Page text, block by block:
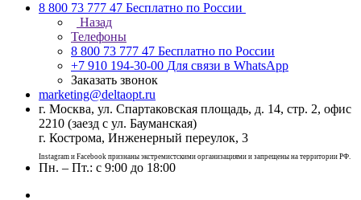
8 800 73 777 47 Бесплатно по России
Назад
Телефоны
8 800 73 777 47 Бесплатно по России
+7 910 194-30-00 Для связи в WhatsApp
Заказать звонок
marketing@deltaopt.ru
г. Москва, ул. Спартаковская площадь, д. 14, стр. 2, офис
2210 (заезд с ул. Бауманская)
г. Кострома, Инженерный переулок, 3
Instagram и Facebook признаны экстремистскими организациями и запрещены на территории РФ.
Пн. – Пт.: с 9:00 до 18:00